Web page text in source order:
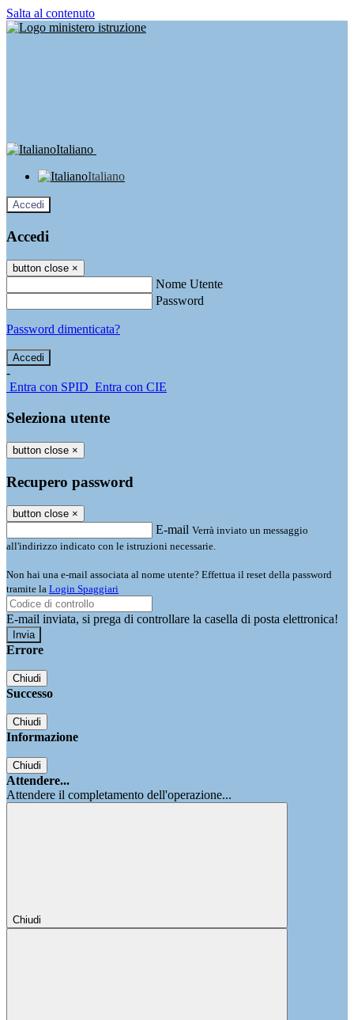
Salta al contenuto
Italiano
Italiano
Accedi
Accedi
button close ×
Nome Utente
Password
Password dimenticata?
-
Entra con SPID Entra con CIE
Seleziona utente
button close ×
Recupero password
button close ×
E-mail Verrà inviato un messaggio
all'indirizzo indicato con le istruzioni necessarie.
Non hai una e-mail associata al nome utente? Effettua il reset della password
tramite la Login Spaggiari
E-mail inviata, si prega di controllare la casella di posta elettronica!
Errore
Chiudi
Successo
Chiudi
Informazione
Chiudi
Attendere...
Attendere il completamento dell'operazione...
Chiudi